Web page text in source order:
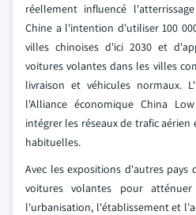
réellement influencé
Chine a l'intention d'utiliser 100
villes chinoises d'ici 2030 et
voitures volantes dans les villes
livraison et véhicules normaux.
l'Alliance économique China
intégrer les réseaux de trafic
habituelles.
Avec les expositions d'autres
voitures volantes pour
l'urbanisation, l'établissement et